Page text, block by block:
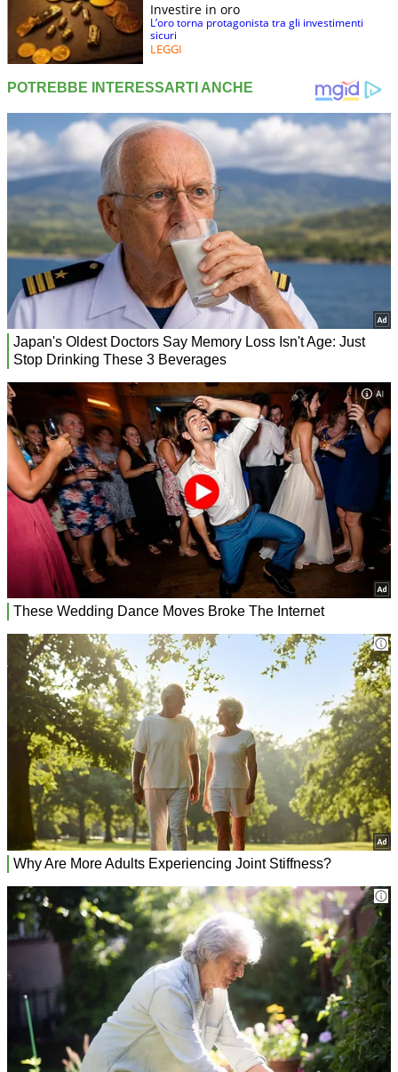
Investire in oro
L’oro torna protagonista tra gli investimenti
sicuri
LEGGI